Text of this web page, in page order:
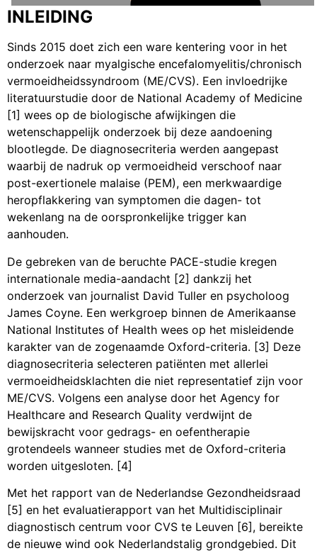
INLEIDING
Sinds 2015 doet zich een ware kentering voor in het
onderzoek naar myalgische encefalomyelitis/chronisch
vermoeidheidssyndroom (ME/CVS). Een invloedrijke
literatuurstudie door de National Academy of Medicine
[1] wees op de biologische afwijkingen die
wetenschappelijk onderzoek bij deze aandoening
blootlegde. De diagnosecriteria werden aangepast
waarbij de nadruk op vermoeidheid verschoof naar
post-exertionele malaise (PEM), een merkwaardige
heropflakkering van symptomen die dagen- tot
wekenlang na de oorspronkelijke trigger kan
aanhouden.
De gebreken van de beruchte PACE-studie kregen
internationale media-aandacht [2] dankzij het
onderzoek van journalist David Tuller en psycholoog
James Coyne. Een werkgroep binnen de Amerikaanse
National Institutes of Health wees op het misleidende
karakter van de zogenaamde Oxford-criteria. [3] Deze
diagnosecriteria selecteren patiënten met allerlei
vermoeidheidsklachten die niet representatief zijn voor
ME/CVS. Volgens een analyse door het Agency for
Healthcare and Research Quality verdwijnt de
bewijskracht voor gedrags- en oefentherapie
grotendeels wanneer studies met de Oxford-criteria
worden uitgesloten. [4]
Met het rapport van de Nederlandse Gezondheidsraad
[5] en het evaluatierapport van het Multidisciplinair
diagnostisch centrum voor CVS te Leuven [6], bereikte
de nieuwe wind ook Nederlandstalig grondgebied. Dit